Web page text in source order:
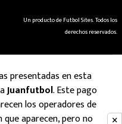
Un producto de Futbol Sites. Todos los
derechos reservados.
presentadas en esta
Juanfutbol. Este pago
los operadores de
aparecen, pero no